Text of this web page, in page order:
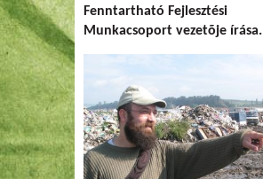
Fenntartható Fejlesztési
Munkacsoport vezetõje írása.